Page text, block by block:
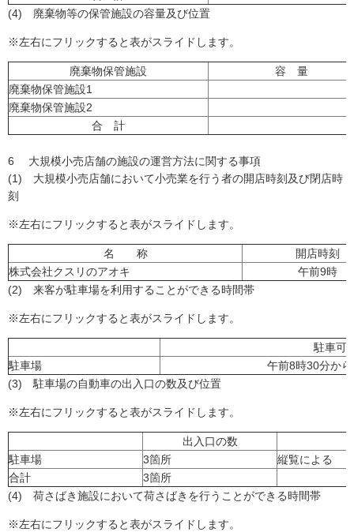
(4) 廃棄物等の保管施設の容量及び位置
※左右にフリックすると表がスライドします。
廃棄物保管施設
容 量
廃棄物保管施設1
廃棄物保管施設2
合 計
6 大規模小売店舗の施設の運営方法に関する事項
(1) 大規模小売店舗において小売業を行う者の開店時刻及び閉店時
刻
※左右にフリックすると表がスライドします。
名 称
開店時刻
株式会社クスリのアオキ
午前9時
(2) 来客が駐車場を利用することができる時間帯
※左右にフリックすると表がスライドします。
駐車可
駐車場
午前8時30分か
(3) 駐車場の自動車の出入口の数及び位置
※左右にフリックすると表がスライドします。
出入口の数
駐車場
3箇所
縦覧による
合計
3箇所
(4) 荷さばき施設において荷さばきを行うことができる時間帯
※左右にフリックすると表がスライドします。